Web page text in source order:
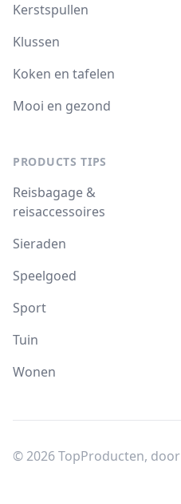
Kerstspullen
Klussen
Koken en tafelen
Mooi en gezond
PRODUCTS TIPS
Reisbagage &
reisaccessoires
Sieraden
Speelgoed
Sport
Tuin
Wonen
© 2026 TopProducten, door